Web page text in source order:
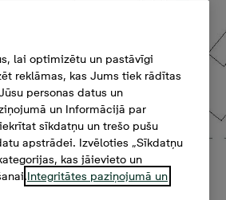
lai optimizētu un pastāvīgi
reklāmas, kas Jums tiek rādītas
personas datus un
un Informācijā par
sīkdatņu un trešo pušu
apstrādei. Izvēloties „Sīkdatņu
kas jāievieto un
Integritātes paziņojumā un